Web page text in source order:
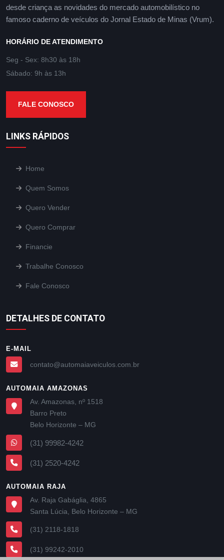
desde criança as novidades do mercado automobilístico no
famoso caderno de veículos do Jornal Estado de Minas (Vrum).
HORÁRIO DE ATENDIMENTO
Seg - Sex: 8h30 às 18h
Sábado: 9h às 13h
FALE CONOSCO
LINKS RÁPIDOS
Home
Quem Somos
Quero Vender
Quero Comprar
Financie
Trabalhe Conosco
Fale Conosco
DETALHES DE CONTATO
E-MAIL
contato@automaiaveiculos.com.br
AUTOMAIA AMAZONAS
Av. Amazonas, nº 1518
Barro Preto
Belo Horizonte – MG
(31) 99982-4242
(31) 2520-4242
AUTOMAIA RAJA
Av. Raja Gabáglia, 4865
Santa Lúcia, Belo Horizonte – MG
(31) 2118-1818
(31) 99242-2010